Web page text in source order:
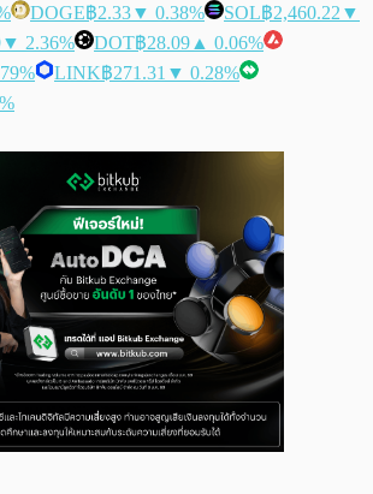
DOGE฿2.33▼ 0.38% SOL฿2,460.22 ▼
▼ 2.36% DOT฿28.09 ▲ 0.06%
LINK฿271.31 ▼ 0.28%